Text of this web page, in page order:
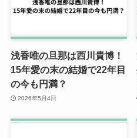
浅香唯の旦那は西川貴博！
15年愛の末の結婚で22年目
の今も円満？
2026年5月4日